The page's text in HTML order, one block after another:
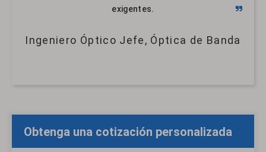
exigentes.
Ingeniero Óptico Jefe, Óptica de Banda
Obtenga una cotización personalizada